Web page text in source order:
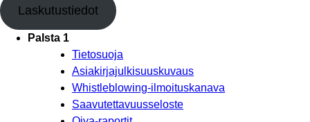
Laskutustiedot
Palsta 1
Tietosuoja
Asiakirjajulkisuuskuvaus
Whistleblowing-ilmoituskanava
Saavutettavuusseloste